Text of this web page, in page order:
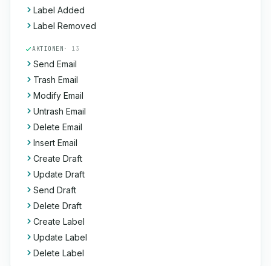
Label Added
Label Removed
AKTIONEN · 13
Send Email
Trash Email
Modify Email
Untrash Email
Delete Email
Insert Email
Create Draft
Update Draft
Send Draft
Delete Draft
Create Label
Update Label
Delete Label